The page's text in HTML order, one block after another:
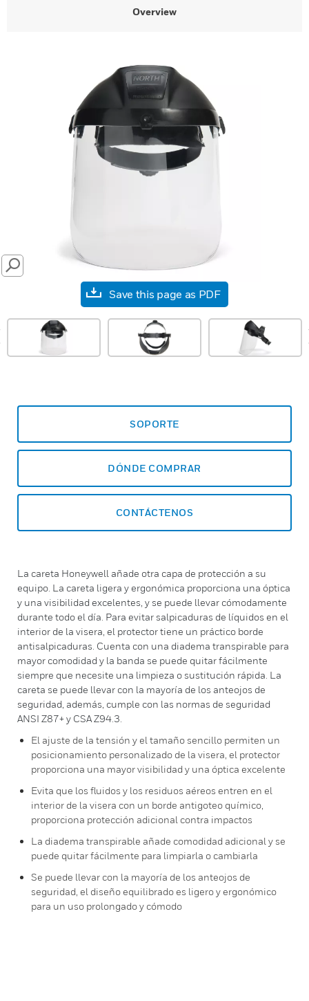
Overview
SEARCH
Save this page as PDF
SOPORTE
DÓNDE COMPRAR
CONTÁCTENOS
La careta Honeywell añade otra capa de protección a su
equipo. La careta ligera y ergonómica proporciona una óptica
y una visibilidad excelentes, y se puede llevar cómodamente
durante todo el día. Para evitar salpicaduras de líquidos en el
interior de la visera, el protector tiene un práctico borde
antisalpicaduras. Cuenta con una diadema transpirable para
mayor comodidad y la banda se puede quitar fácilmente
siempre que necesite una limpieza o sustitución rápida. La
careta se puede llevar con la mayoría de los anteojos de
seguridad, además, cumple con las normas de seguridad
ANSI Z87+ y CSA Z94.3.
El ajuste de la tensión y el tamaño sencillo permiten un
posicionamiento personalizado de la visera, el protector
proporciona una mayor visibilidad y una óptica excelente
Evita que los fluidos y los residuos aéreos entren en el
interior de la visera con un borde antigoteo químico,
proporciona protección adicional contra impactos
La diadema transpirable añade comodidad adicional y se
puede quitar fácilmente para limpiarla o cambiarla
Se puede llevar con la mayoría de los anteojos de
seguridad, el diseño equilibrado es ligero y ergonómico
para un uso prolongado y cómodo